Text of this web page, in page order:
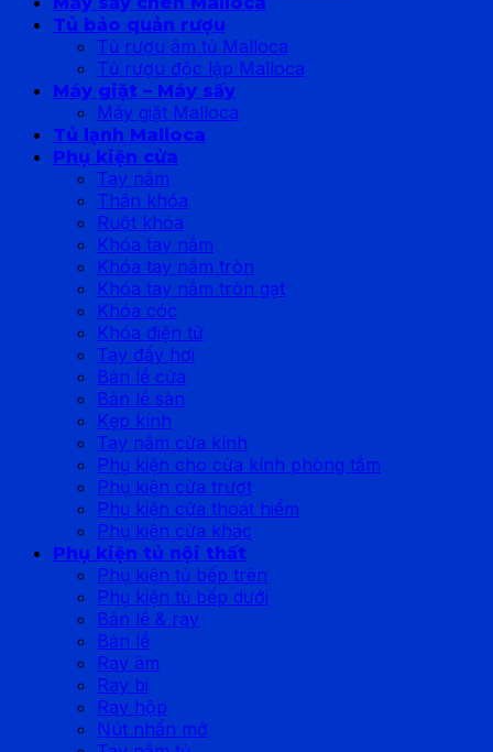
Tủ bảo quản rượu
Tủ rượu âm tủ Malloca
Tủ rượu độc lập Malloca
Máy giặt – Máy sấy
Máy giặt Malloca
Tủ lạnh Malloca
Phụ kiện cửa
Tay nắm
Thân khóa
Ruột khóa
Khóa tay nắm
Khóa tay nắm tròn
Khóa tay nắm tròn gạt
Khóa cóc
Khóa điện tử
Tay đẩy hơi
Bản lề cửa
Bản lề sàn
Kẹp kính
Tay nắm cửa kính
Phụ kiện cho cửa kính phòng tắm
Phụ kiện cửa trượt
Phụ kiện cửa thoát hiểm
Phụ kiện cửa khác
Phụ kiện tủ nội thất
Phụ kiện tủ bếp trên
Phụ kiện tủ bếp dưới
Bản lề & ray
Bản lề
Ray âm
Ray bi
Ray hộp
Nút nhấn mở